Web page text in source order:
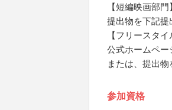
【短編映画部門
提出物を下記提
【フリースタイ
公式ホームペ
または、提出
参加資格